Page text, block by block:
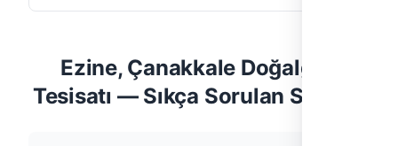
Ezine, Çanakkale Doğalgaz
Tesisatı — Sıkça Sorulan Sorular